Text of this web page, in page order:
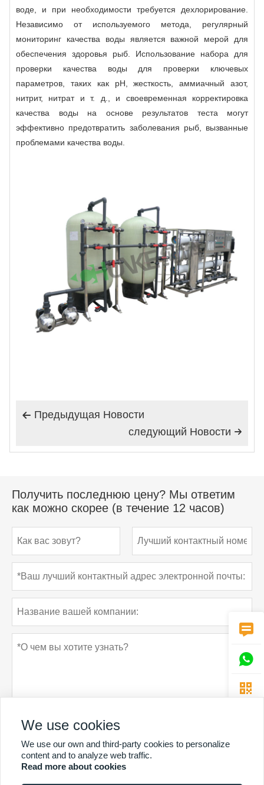
воде, и при необходимости требуется дехлорирование.
Независимо от используемого метода, регулярный
мониторинг качества воды является важной мерой для
обеспечения здоровья рыб. Использование набора для
проверки качества воды для проверки ключевых
параметров, таких как рН, жесткость, аммиачный азот,
нитрит, нитрат и т. д., и своевременная корректировка
качества воды на основе результатов теста могут
эффективно предотвратить заболевания рыб, вызванные
проблемами качества воды.
 Предыдущая Hовости

следующий Hовости
Получить последнюю цену? Мы ответим
как можно скорее (в течение 12 часов)
отправить Политика конфиденциальности



We use cookies
We use our own and third-party cookies to personalize
content and to analyze web traffic.
Read more about cookies